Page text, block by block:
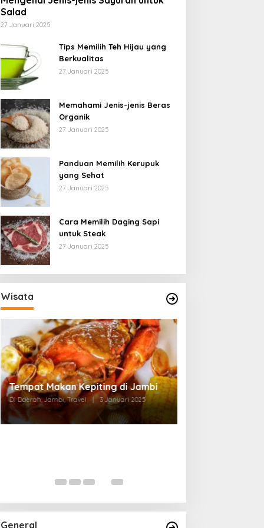
Salad
27 Januari 2025
Tips Memilih Teh Hijau yang
Berkualitas
27 Januari 2025
Memahami Jenis-jenis Beras
Organik
27 Januari 2025
Panduan Memilih Kerupuk
yang Sehat
27 Januari 2025
Cara Memilih Daging Sapi
untuk Steak
27 Januari 2025
Wisata
Tempat Makan di Thehok Jambi
Di Daerah, Jambi, Travel | 3 Januari 2025
General